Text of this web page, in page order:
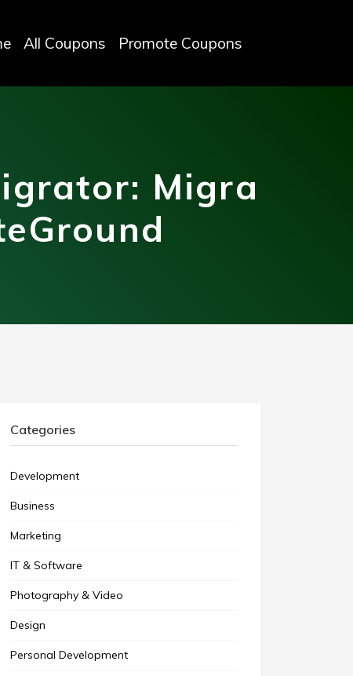
All Coupons Promote Coupons
Migra
Categories
Development
Business
Marketing
IT & Software
Photography & Video
Design
Personal Development